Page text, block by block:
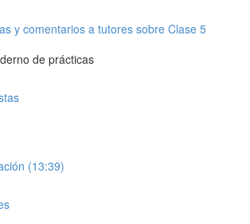
y comentarios a tutores sobre Clase 5
de prácticas
(13:39)